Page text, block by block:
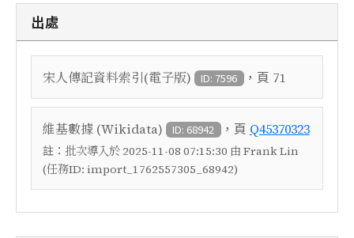
出處
宋人傳記資料索引(電子版) ID: 7596 ，頁 71
維基數據 (Wikidata) ID: 68942 ，頁 Q45370323
註： 批次導入於 2025-11-08 07:15:30 由 Frank Lin
(任務ID: import_1762557305_68942)